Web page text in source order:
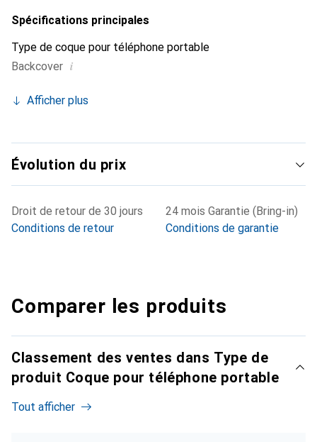
Spécifications principales
Type de coque pour téléphone portable
Backcover i
Afficher plus
Évolution du prix
Droit de retour de 30 jours
Conditions de retour
24 mois Garantie (Bring-in)
Conditions de garantie
Comparer les produits
Classement des ventes dans Type de
produit Coque pour téléphone portable
Tout afficher